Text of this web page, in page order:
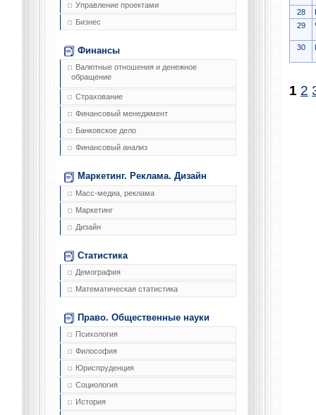
Управление проектами
Бизнес
Финансы
Валютные отношения и денежное
обращение
Страхование
Финансовый менеджмент
Банковское дело
Финансовый анализ
Маркетинг. Реклама. Дизайн
Масс-медиа, реклама
Маркетинг
Дизайн
Статистика
Демография
Математическая статистика
Право. Общественные науки
Психология
Философия
Юриспруденция
Социология
История
28
29
30
1 2